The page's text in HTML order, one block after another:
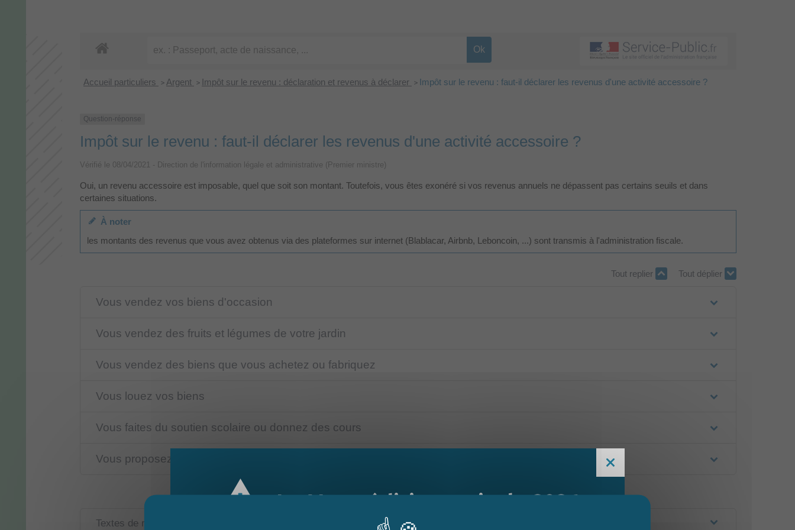
Accueil particuliers > Argent > Impôt sur le revenu : déclaration et revenus à déclarer > Impôt sur le revenu : faut-il déclarer les revenus d'une activité accessoire ?
Question-réponse
Impôt sur le revenu : faut-il déclarer les revenus d'une activité accessoire ?
Vérifié le 08/04/2021 - Direction de l'information légale et administrative (Premier ministre)
Oui, un revenu accessoire est imposable, quel que soit son montant. Toutefois, vous êtes exonéré si vos revenus annuels ne dépassent pas certains seuils et dans
certaines situations.
À noter
les montants des revenus que vous avez obtenus via des plateformes sur internet (Blablacar, Airbnb, Leboncoin, ...) sont transmis à l'administration fiscale.
Tout replier Tout déplier
Vous vendez vos biens d'occasion
Vous vendez des fruits et légumes de votre jardin
Vous vendez des biens que vous achetez ou fabriquez
Vous louez vos biens
Vous faites du soutien scolaire ou donnez des cours
Vous proposez d'autres services payants
Textes de référence
Le Mag - édition estivale 2026